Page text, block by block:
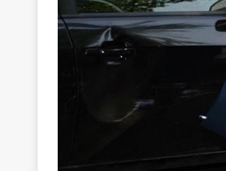
[ 4 Αυγούστου 2026
[ 4 Αυγούστου 2026
[ 4 Αυγούστου 2026 ]
[ 3 Αυγούστου 2026